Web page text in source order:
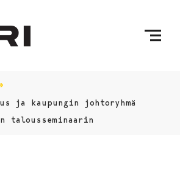
ja kaupungin johtoryhmä
talousseminaarin